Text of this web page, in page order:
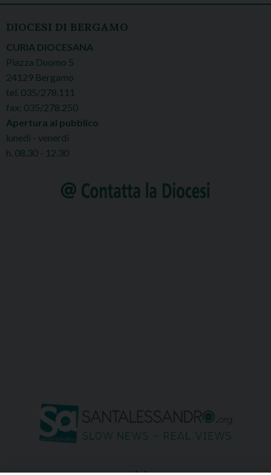
DIOCESI DI BERGAMO
CURIA DIOCESANA
Piazza Duomo 5
24129 Bergamo
tel. 035/278.111
fax: 035/278.250
Apertura al pubblico
lunedì - venerdì
h. 08.30 - 12.30